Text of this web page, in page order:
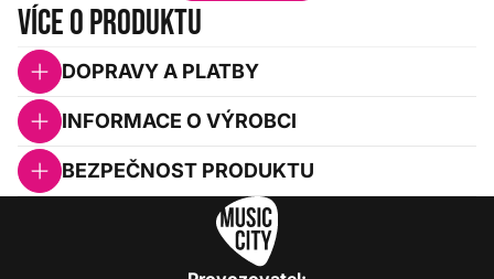
Více o produktu
DOPRAVY A PLATBY
INFORMACE O VÝROBCI
BEZPEČNOST PRODUKTU